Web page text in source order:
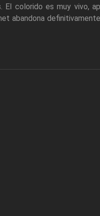
colorido es muy vivo,
abandona